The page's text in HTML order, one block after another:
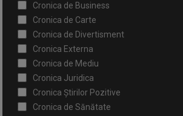
Cronica de Business
Cronica de Carte
Cronica de Divertisment
Cronica Externa
Cronica de Mediu
Cronica Juridica
Cronica Știrilor Pozitive
Cronica de Sănătate